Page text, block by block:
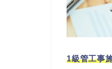
1級管工事